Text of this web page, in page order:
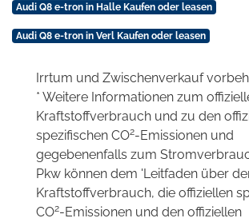
Audi Q8 e-tron in Halle Kaufen oder leasen
Audi Q8 e-tron in Verl Kaufen oder leasen
Irrtum und Zwischenverkauf
* Weitere Informationen zum
Kraftstoffverbrauch und zu den
spezifischen CO2-Emissionen und
gegebenenfalls zum
Pkw können dem 'Leitfaden über
Kraftstoffverbrauch, die offiziellen
CO2-Emissionen und den offiziellen